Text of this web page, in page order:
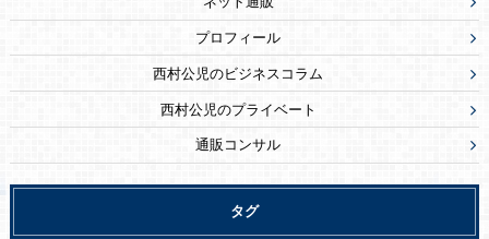
プロフィール
西村公児のビジネスコラム
西村公児のプライベート
通販コンサル
タグ